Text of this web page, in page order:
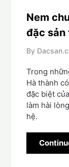
Nem
đặc sản
By
Trong
Hà thành
đặc biệt
làm hài
hệ.